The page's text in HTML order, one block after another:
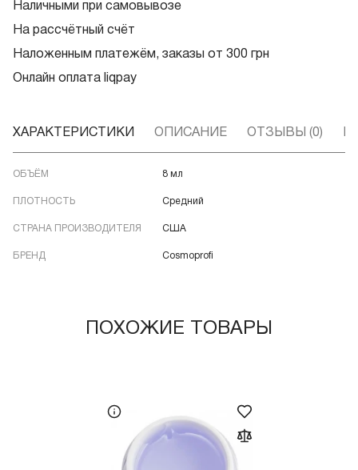
Наличными при самовывозе
На рассчётный счёт
Наложенным платежём, заказы от 300 грн
Онлайн оплата liqpay
ХАРАКТЕРИСТИКИ ОПИСАНИЕ ОТЗЫВЫ (0)
ОБЪЁМ 8 мл
ПЛОТНОСТЬ Средний
СТРАНА ПРОИЗВОДИТЕЛЯ США
БРЕНД Cosmoprofi
ПОХОЖИЕ ТОВАРЫ